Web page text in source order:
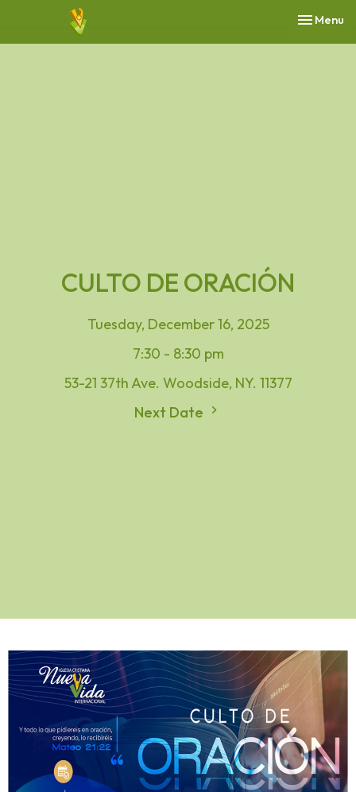
Toggle
Menu
CULTO DE ORACIÓN
Tuesday, December 16, 2025
7:30 - 8:30 pm
53-21 37th Ave. Woodside, NY. 11377
Next Date